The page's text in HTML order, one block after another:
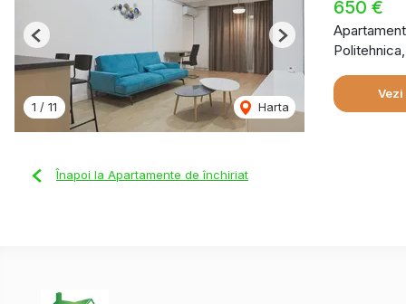
1 / 11 Harta
Previous Next
650 €
Înapoi la Apartamente de închiriat